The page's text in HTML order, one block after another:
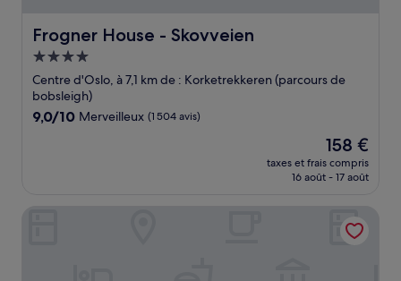
Frogner House - Skovveien
Frogner House - Skovveien
Hébergement
4.0 étoiles
Centre d'Oslo, à 7,1 km de : Korketrekkeren (parcours de
bobsleigh)
9.0
9,0/10 Merveilleux (1 504 avis)
Le
nouveau
prix
de
158 €
158 €
taxes et frais compris
16 août - 17 août